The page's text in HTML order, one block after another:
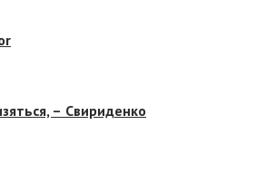
– Свириденко